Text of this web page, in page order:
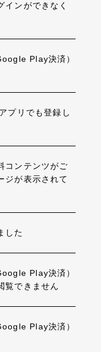
インができなく
Play決済）
プリでも登録し
コンテンツがご
ジが表示されて
した
Play決済）
覧できません
Play決済）